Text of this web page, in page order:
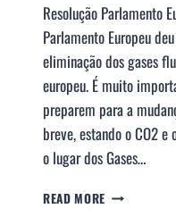
Resolução Parlamento
Parlamento Europeu
eliminação dos gases
europeu. É muito
preparem para a
breve, estando o CO2
o lugar dos Gases…
READ MORE